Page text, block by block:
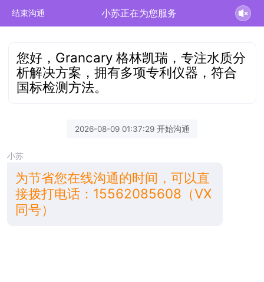
结束沟通 小苏正在为您服务
您好，Grancary 格林凯瑞，专注水质分
析解决方案，拥有多项专利仪器，符合
国标检测方法。
2026-08-09 01:37:29 开始沟通
小苏
为节省您在线沟通的时间，可以直
接拨打电话：15562085608（VX
同号）